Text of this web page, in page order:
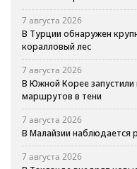
7 августа 2026
В Турции обнаружен
коралловый лес
7 августа 2026
В Южной Корее
маршрутов в тени
7 августа 2026
В Малайзии наблюдается
7 августа 2026